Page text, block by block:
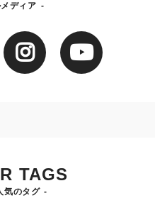
ディア
TAGS
気のタグ